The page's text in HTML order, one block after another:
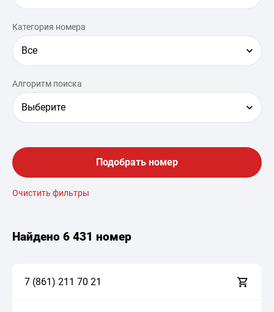
Категория номера
Все
Алгоритм поиска
Выберите
Подобрать номер
Очистить фильтры
Найдено 6 431 номер
7 (861) 21 1 70 21